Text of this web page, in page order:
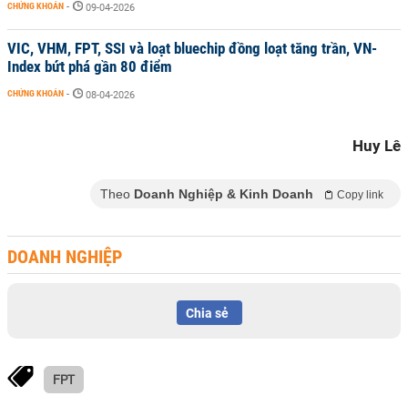
CHỨNG KHOÁN - 09-04-2026
VIC, VHM, FPT, SSI và loạt bluechip đồng loạt tăng trần, VN-
Index bứt phá gần 80 điểm
CHỨNG KHOÁN - 08-04-2026
Huy Lê
Theo Doanh Nghiệp & Kinh Doanh Copy link
DOANH NGHIỆP
Chia sẻ
FPT